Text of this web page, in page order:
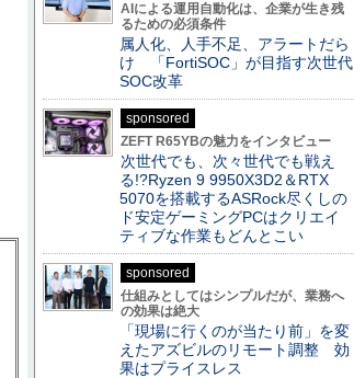
AIによる運用自動化は、企業が生き残
るための必須条件
属人化、人手不足、アラートだら
け 「FortiSOC」が目指す次世代
SOC改革
sponsored
ZEFT R65YBの魅力をインタビュー
次世代でも、次々世代でも戦え
る!?Ryzen 9 9950X3D2＆RTX
5070を搭載するASRock尽くしの
ド安定ゲーミングPCはクリエイ
ティブな作業もどんとこい
sponsored
仕組みとしてはシンプルだが、業務へ
の効果は絶大
「現場に行くのが当たり前」を変
えたアズビルのリモート調整 効
果はプライスレス